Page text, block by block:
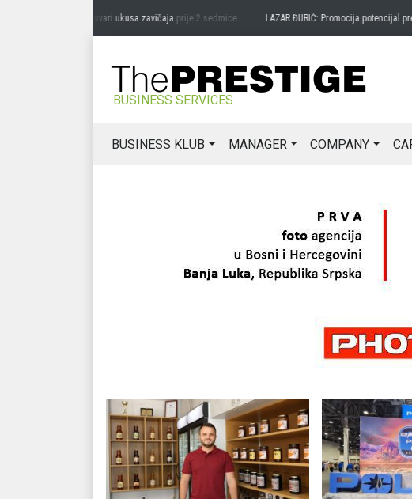
MIĆANOVIĆ: Čuvari ukusa zavičajaprije 2 sedmice LAZAR ĐURIĆ: Promocija potencijal
BUSINESS SERVICES
BUSINESS KLUB MANAGER COMPANY